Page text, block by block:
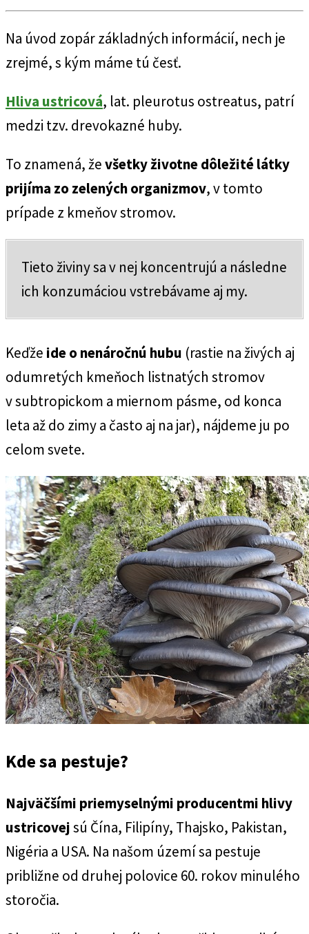
Na úvod zopár základných informácií, nech je
zrejmé, s kým máme tú česť.
Hliva ustricová, lat. pleurotus ostreatus, patrí
medzi tzv. drevokazné huby.
To znamená, ževšetky životne dôležité látky
prijíma zo zelených organizmov, v tomto
prípade z kmeňov stromov.
Tieto živiny sa v nej koncentrujú a následne
ich konzumáciou vstrebávame aj my.
Keďže ide o nenáročnú hubu (rastie na živých aj
odumretých kmeňoch listnatých stromov
v subtropickom a miernom pásme, od konca
leta až do zimy a často aj na jar), nájdeme ju po
celom svete.
Kde sa pestuje?
Najväčšími priemyselnými producentmi hlivy
ustricovejsú Čína, Filipíny, Thajsko, Pakistan,
Nigéria a USA. Na našom území sa pestuje
približne od druhej polovice 60. rokov minulého
storočia.